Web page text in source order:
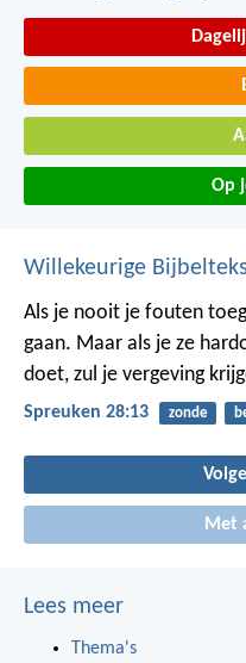
Op
Willekeurige
Als je nooit je fouten
gaan. Maar als je ze
doet, zul je vergeving
Spreuken 28:13 zonde
Met
Lees meer
Thema's